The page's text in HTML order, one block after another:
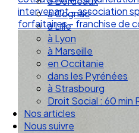
à Cognac
à Lille
à Lyon
à Marseille
en Occitanie
dans les Pyrénées
à Strasbourg
Droit Social : 60 min
Nos articles
Nous suivre
intervenant - association
forfaitaires - franchise de